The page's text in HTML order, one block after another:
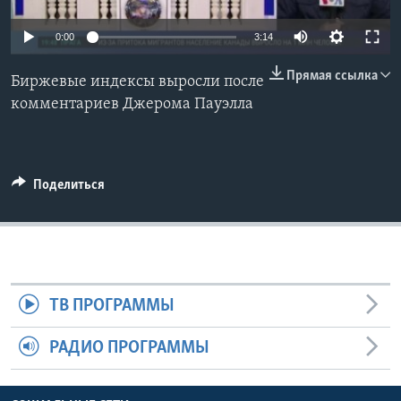
Learning English
СОЦИАЛЬНЫЕ СЕТИ
0:00 3:14
Прямая ссылка
Биржевые индексы выросли после
комментариев Джерома Пауэлла
Поделиться
ТВ ПРОГРАММЫ
РАДИО ПРОГРАММЫ